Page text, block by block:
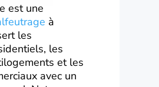
est une
à
les
les
et les
avec un